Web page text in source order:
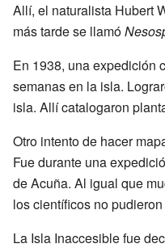
Allí, el naturalista Hubert
más tarde se llamó
En 1938, una expedición
semanas en la isla.
isla. Allí catalogaron
Otro intento de hacer
Fue durante una
de Acuña. Al igual que
los científicos no
La Isla Inaccesible fue